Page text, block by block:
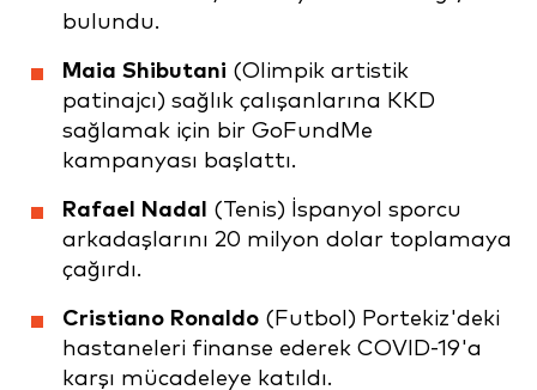
bulundu.
Maia Shibutani (Olimpik artistik
patinajcı) sağlık çalışanlarına KKD
sağlamak için bir GoFundMe
kampanyası başlattı.
Rafael Nadal
(Tenis) İspanyol sporcu
arkadaşlarını 20 milyon dolar toplamaya
çağırdı.
Cristiano Ronaldo (Futbol) Portekiz'deki
hastaneleri finanse ederek COVID-19'a
karşı mücadeleye katıldı.